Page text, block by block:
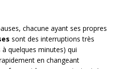
chacune ayant ses propres
sont des interruptions très
quelques minutes) qui
en changeant